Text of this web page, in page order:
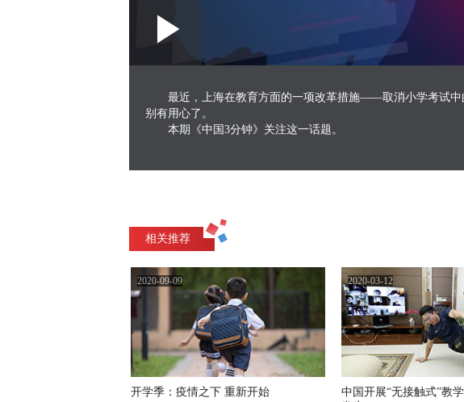
Play
Loaded:
最近，上海在教育方面的一项改革措施——取消小学考试中
别有用心了。
本期《中国3分钟》关注这一话题。
相关推荐
2020-09-09
开学季：疫情之下 重新开始
2020-03-12
中国开展“无接触式”教